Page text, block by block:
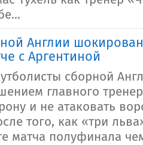
Англии
с Аргентиной
сборной
главного
и не атаковать
того, как «три
матча полуфинала